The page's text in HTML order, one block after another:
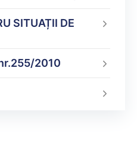
SITUAȚII DE
2010